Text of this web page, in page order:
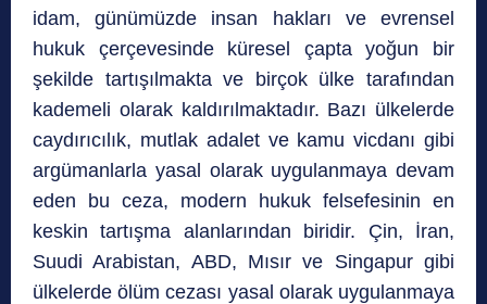
idam, günümüzde insan hakları ve evrensel
hukuk çerçevesinde küresel çapta yoğun bir
şekilde tartışılmakta ve birçok ülke tarafından
kademeli olarak kaldırılmaktadır. Bazı ülkelerde
caydırıcılık, mutlak adalet ve kamu vicdanı gibi
argümanlarla yasal olarak uygulanmaya devam
eden bu ceza, modern hukuk felsefesinin en
keskin tartışma alanlarından biridir. Çin, İran,
Suudi Arabistan, ABD, Mısır ve Singapur gibi
ülkelerde ölüm cezası yasal olarak uygulanmaya